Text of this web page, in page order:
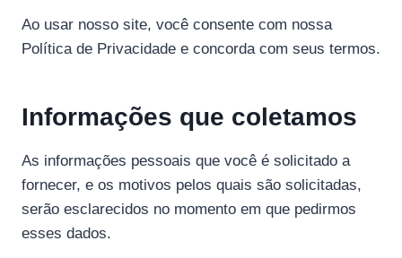
Ao usar nosso site, você consente com nossa
Política de Privacidade e concorda com seus termos.
Informações que coletamos
As informações pessoais que você é solicitado a
fornecer, e os motivos pelos quais são solicitadas,
serão esclarecidos no momento em que pedirmos
esses dados.